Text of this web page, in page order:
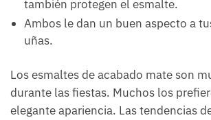
también protegen el esmalte.
Ambos le dan un buen aspecto a
uñas.
Los esmaltes de acabado mate son
durante las fiestas. Muchos los
elegante apariencia. Las tendencias